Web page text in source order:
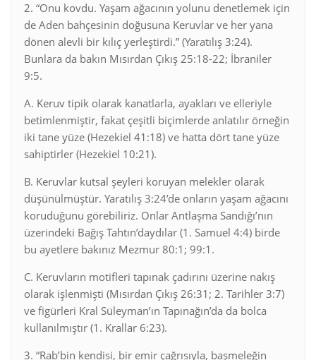
2. “Onu kovdu. Yaşam ağacının yolunu denetlemek için
de Aden bahçesinin doğusuna Keruvlar ve her yana
dönen alevli bir kılıç yerleştirdi.” (Yaratılış 3:24).
Bunlara da bakın Mısırdan Çıkış 25:18-22; İbraniler
9:5.
A. Keruv tipik olarak kanatlarla, ayakları ve elleriyle
betimlenmiştir, fakat çeşitli biçimlerde anlatılır örneğin
iki tane yüze (Hezekiel 41:18) ve hatta dört tane yüze
sahiptirler (Hezekiel 10:21).
B. Keruvlar kutsal şeyleri koruyan melekler olarak
düşünülmüştür. Yaratılış 3:24’de onların yaşam ağacını
koruduğunu görebiliriz. Onlar Antlaşma Sandığı’nın
üzerindeki Bağış Tahtın’daydılar (1. Samuel 4:4) birde
bu ayetlere bakınız Mezmur 80:1; 99:1.
C. Keruvların motifleri tapınak çadırını üzerine nakış
olarak işlenmişti (Mısırdan Çıkış 26:31; 2. Tarihler 3:7)
ve figürleri Kral Süleyman’ın Tapınağın’da da bolca
kullanılmıştır (1. Krallar 6:23).
3. “Rab’bin kendisi, bir emir çağrısıyla, başmeleğin